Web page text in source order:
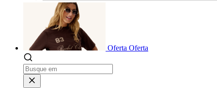
Oferta Oferta